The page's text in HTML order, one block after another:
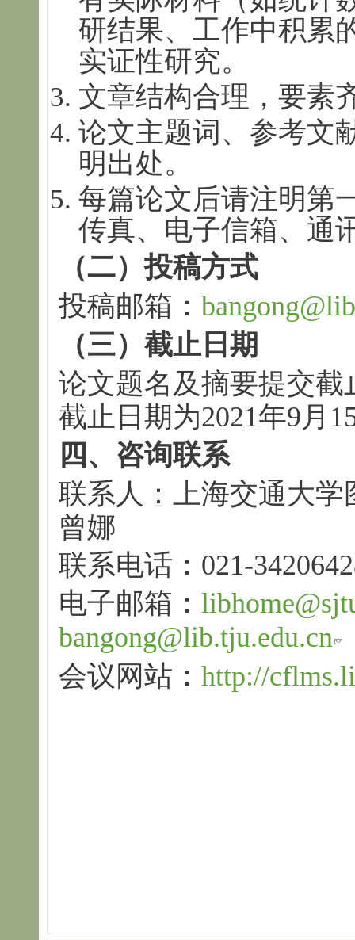
研结果、工作中积累
实证性研究。
文章结构合理，要素
论文主题词、参考文
明出处。
每篇论文后请注明第
传真、电子信箱、通
（二）投稿方式
投稿邮箱：
（三）截止日期
论文题名及摘要提交截
截止日期为2021年9月
四、咨询联系
联系人：上海交通大
曾娜
联系电话：021-
电子邮箱：
bangong@lib.tju.edu.cn
会议网站： http://